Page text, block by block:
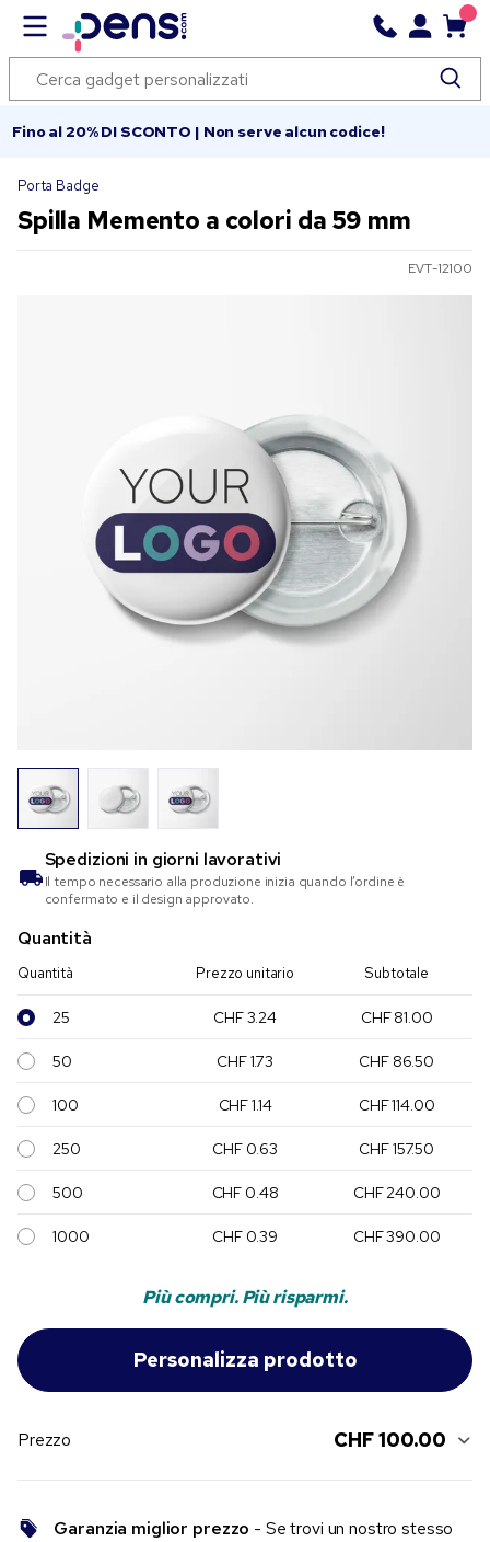
Fino al 20% DI SCONTO | Non serve alcun codice!
Porta Badge
Spilla Memento a colori da 59 mm
EVT-12100
Spedizioni in giorni lavorativi
Il tempo necessario alla produzione inizia quando l’ordine è
confermato e il design approvato.
Quantità
Quantità Prezzo unitario Subtotale
25 CHF 3.24 CHF 81.00
50 CHF 1.73 CHF 86.50
100 CHF 1.14 CHF 114.00
250 CHF 0.63 CHF 157.50
500 CHF 0.48 CHF 240.00
1000 CHF 0.39 CHF 390.00
Più compri. Più risparmi.
Prezzo CHF 100.00
Garanzia miglior prezzo - Se trovi un nostro stesso